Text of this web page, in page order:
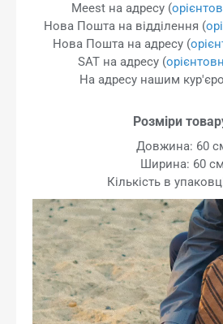
Meest на адресу (
Нова Пошта на відділення (
Нова Пошта на адресу (
SAT на адресу (
На адресу нашим
Розміри
Довжина: 60
Ширина: 60 см
Кількість в